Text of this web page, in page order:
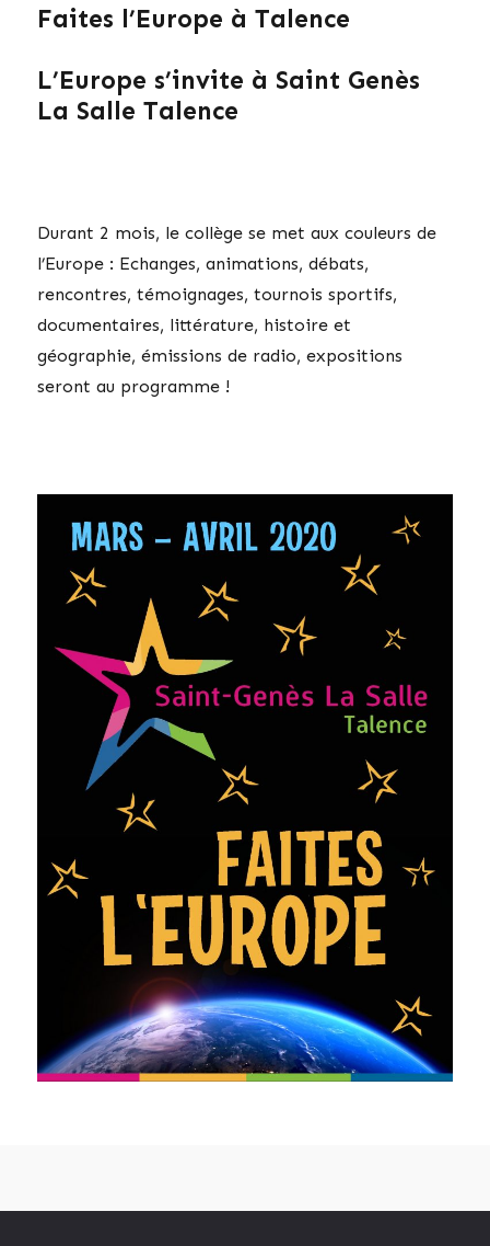
Faites l’Europe à Talence
L’Europe s’invite à Saint Genès
La Salle Talence
Durant 2 mois, le collège se met aux couleurs de
l’Europe : Echanges, animations, débats,
rencontres, témoignages, tournois sportifs,
documentaires, littérature, histoire et
géographie, émissions de radio, expositions
seront au programme !